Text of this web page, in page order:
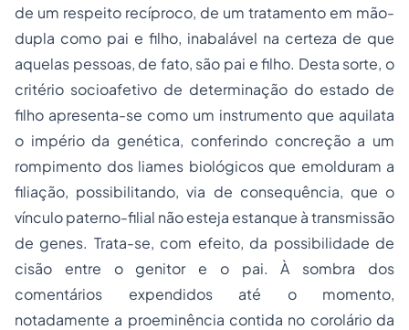
de um respeito recíproco, de um tratamento em mão-
dupla como pai e filho, inabalável na certeza de que
aquelas pessoas, de fato, são pai e filho. Desta sorte, o
critério socioafetivo de determinação do estado de
filho apresenta-se como um instrumento que aquilata
o império da genética, conferindo concreção a um
rompimento dos liames biológicos que emolduram a
filiação, possibilitando, via de consequência, que o
vínculo paterno-filial não esteja estanque à transmissão
de genes. Trata-se, com efeito, da possibilidade de
cisão entre o genitor e o pai. À sombra dos
comentários expendidos até o momento,
notadamente a proeminência contida no corolário da